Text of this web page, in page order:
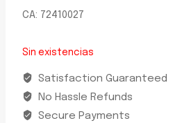
CA: 72410027
Sin existencias
Satisfaction Guaranteed
No Hassle Refunds
Secure Payments